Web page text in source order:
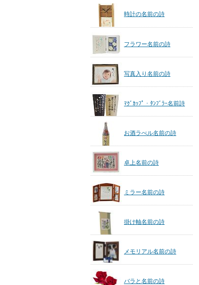
時計の名前の詩
フラワー名前の詩
写真入り名前の詩
ﾏｸﾞｶｯﾌﾟ・ﾀﾝﾌﾞﾗｰ名前詩
お酒ラべル名前の詩
卓上名前の詩
ミラー名前の詩
掛け軸名前の詩
メモリアル名前の詩
バラと名前の詩